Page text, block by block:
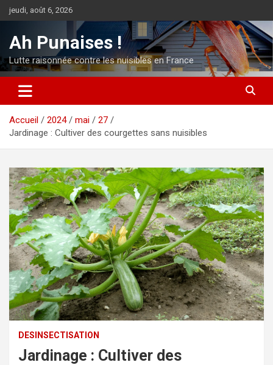
Aller
au
jeudi, août 6, 2026
Ah Punaises !
Lutte raisonnée contre les nuisibles en France
Accueil 2024 mai
27
Jardinage : Cultiver des courgettes sans nuisibles
DESINSECTISATION
Jardinage : Cultiver des